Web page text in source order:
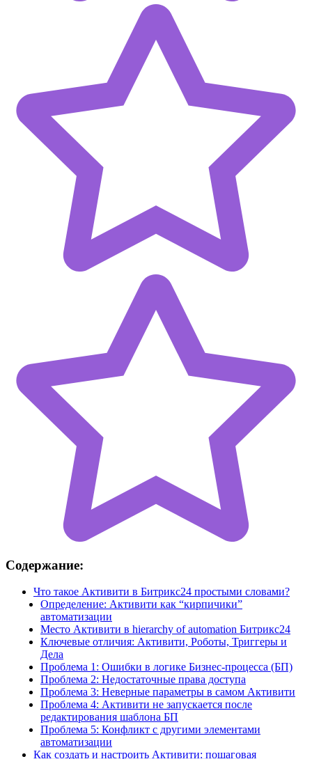
Содержание:
Что такое Активити в Битрикс24 простыми словами?
Определение: Активити как “кирпичики”
автоматизации
Место Активити в hierarchy of automation Битрикс24
Ключевые отличия: Активити, Роботы, Триггеры и
Дела
Проблема 1: Ошибки в логике Бизнес-процесса (БП)
Проблема 2: Недостаточные права доступа
Проблема 3: Неверные параметры в самом Активити
Проблема 4: Активити не запускается после
редактирования шаблона БП
Проблема 5: Конфликт с другими элементами
автоматизации
Как создать и настроить Активити: пошаговая